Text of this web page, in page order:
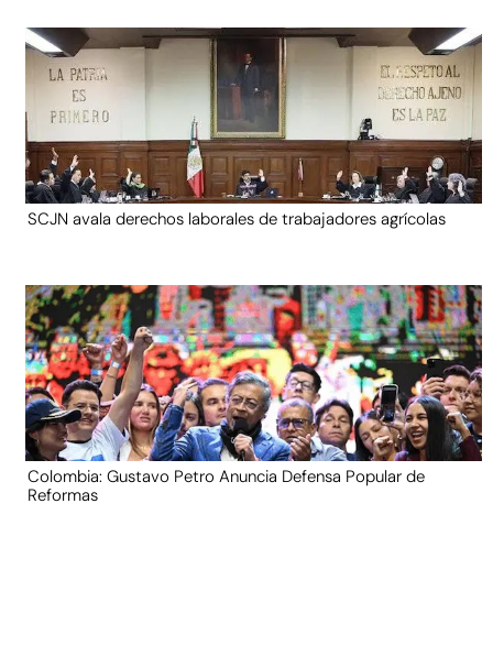
SCJN avala derechos laborales de trabajadores agrícolas
Colombia: Gustavo Petro Anuncia Defensa Popular de
Reformas